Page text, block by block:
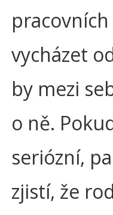
vycházet
by mezi
o ně.
seriózní,
zjistí, že